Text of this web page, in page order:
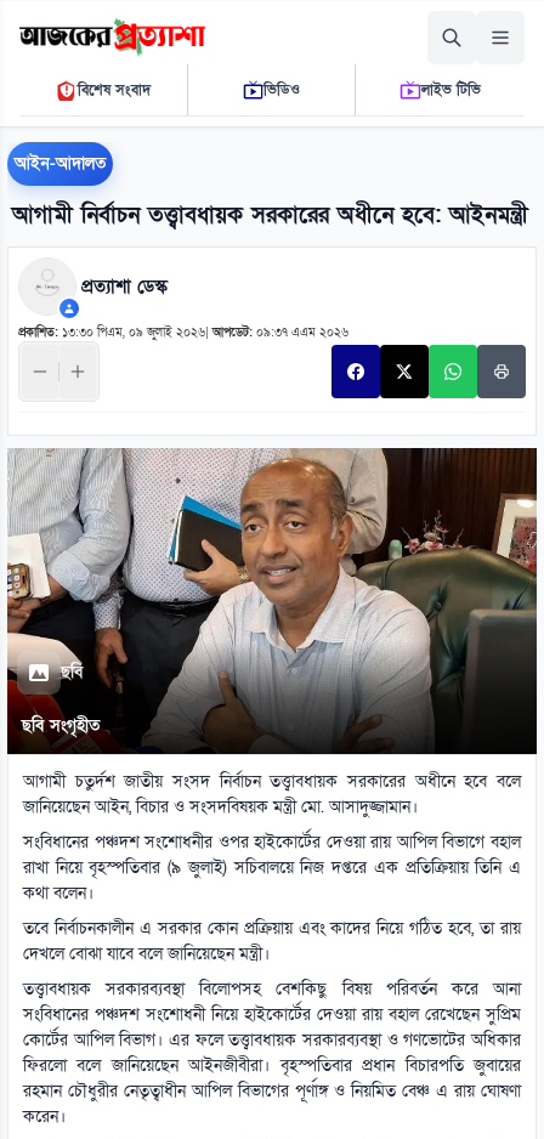
শুক্রবার, ০৭ আগস্ট ২০২৬
০৪ ৪১ ৩৯ এ.এম.THE DAILY AJKER PROTTASHA
বিশেষ সংবাদ ভিডিও লাইভ টিভি
আইন-আদালত
আগামী নির্বাচন তত্ত্বাবধায়ক সরকারের অধীনে হবে: আইনমন্ত্রী
প্রত্যাশা ডেস্ক
প্রকাশিত: ১৩:৩০ পিএম, ০৯ জুলাই ২০২৬ |আপডেট: ০৯:৩৭ এএম ২০২৬
ছবি
ছবি সংগৃহীত
আগামী চতুর্দশ জাতীয় সংসদ নির্বাচন তত্ত্বাবধায়ক সরকারের অধীনে হবে বলে
জানিয়েছেন আইন, বিচার ও সংসদবিষয়ক মন্ত্রী মো. আসাদুজ্জামান।
সংবিধানের পঞ্চদশ সংশোধনীর ওপর হাইকোর্টের দেওয়া রায় আপিল বিভাগে বহাল
রাখা নিয়ে বৃহস্পতিবার (৯ জুলাই) সচিবালয়ে নিজ দপ্তরে এক প্রতিক্রিয়ায় তিনি এ
কথা বলেন।
তবে নির্বাচনকালীন এ সরকার কোন প্রক্রিয়ায় এবং কাদের নিয়ে গঠিত হবে, তা রায়
দেখলে বোঝা যাবে বলে জানিয়েছেন মন্ত্রী।
তত্ত্বাবধায়ক সরকারব্যবস্থা বিলোপসহ বেশকিছু বিষয় পরিবর্তন করে আনা
সংবিধানের পঞ্চদশ সংশোধনী নিয়ে হাইকোর্টের দেওয়া রায় বহাল রেখেছেন সুপ্রিম
কোর্টের আপিল বিভাগ। এর ফলে তত্ত্বাবধায়ক সরকারব্যবস্থা ও গণভোটের অধিকার
ফিরলো বলে জানিয়েছেন আইনজীবীরা। বৃহস্পতিবার প্রধান বিচারপতি জুবায়ের
রহমান চৌধুরীর নেতৃত্বাধীন আপিল বিভাগের পূর্ণাঙ্গ ও নিয়মিত বেঞ্চ এ রায় ঘোষণা
করেন।